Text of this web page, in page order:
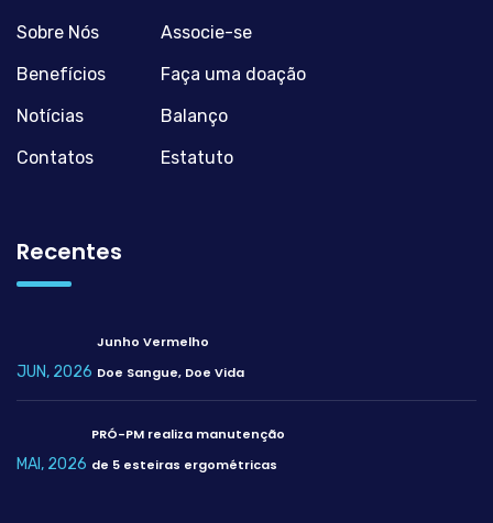
Sobre Nós
Benefícios
Notícias
Contatos
Associe-se
Faça uma doação
Balanço
Estatuto
Recentes
JUN, 2026
Junho Vermelho
Doe Sangue, Doe Vida
MAI, 2026
PRÓ-PM realiza manutenção
de 5 esteiras ergométricas